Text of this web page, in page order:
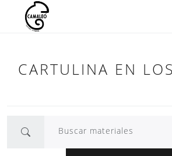
CARTULINA EN
Buscar materiales